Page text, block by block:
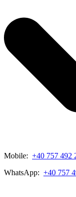
Mobile: +40 757 492
WhatsApp: +40 757